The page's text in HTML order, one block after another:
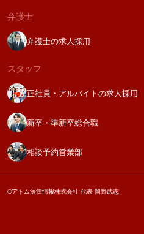
弁護士
弁護士の求人採用
スタッフ
正社員・アルバイトの求人採用
新卒・準新卒総合職
相談予約営業部
©アトム法律情報株式会社 代表 岡野武志